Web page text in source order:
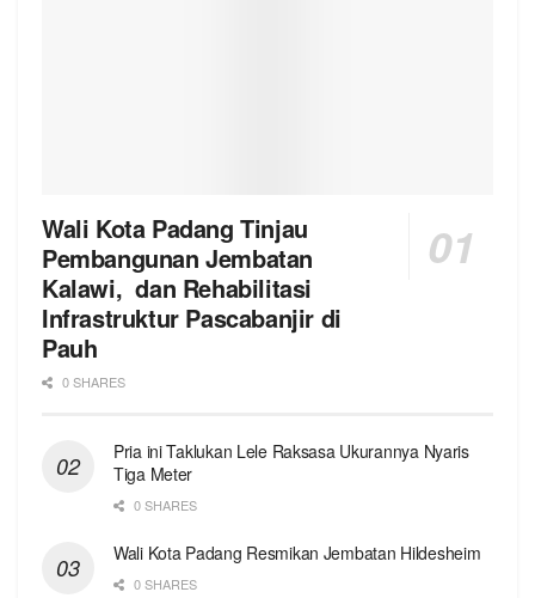
Wali Kota Padang Tinjau
Pembangunan Jembatan
Kalawi, dan Rehabilitasi
Infrastruktur Pascabanjir di
Pauh
0 SHARES
Pria ini Taklukan Lele Raksasa Ukurannya Nyaris
Tiga Meter
0 SHARES
Wali Kota Padang Resmikan Jembatan Hildesheim
0 SHARES